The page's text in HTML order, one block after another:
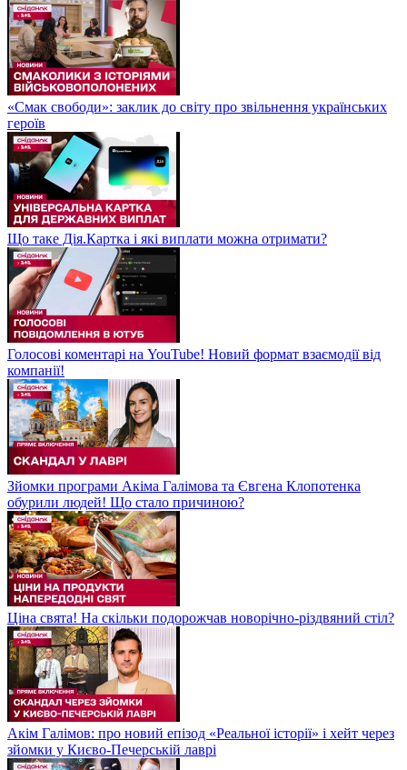
«Смак свободи»: заклик до світу про звільнення українських
героїв
Що таке Дія.Картка і які виплати можна отримати?
Голосові коментарі на YouTube! Новий формат взаємодії від
компанії!
Зйомки програми Акіма Галімова та Євгена Клопотенка
обурили людей! Що стало причиною?
Ціна свята! На скільки подорожчав новорічно-різдвяний стіл?
Акім Галімов: про новий епізод «Реальної історії» і хейт через
зйомки у Києво-Печерській лаврі